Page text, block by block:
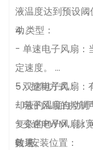
液温度达到预设
动。
4. 类型：
- 单速电子风扇：
定速度。
- 双速电子风扇：
却液的温度自动
- 变速电子风扇：
效果。
5、控制方式：
- 电子风扇的控制
复杂的PWM（脉
转速。
6、安装位置：